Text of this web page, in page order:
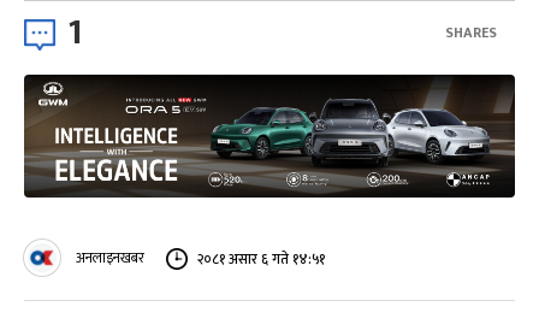
1 SHARES
अनलाइनखबर २०८१ असार ६ गते १४:५१